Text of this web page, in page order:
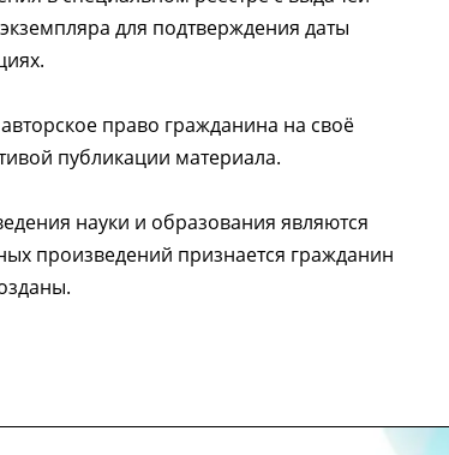
для подтверждения даты
право гражданина на своё
публикации материала.
науки и образования являются
произведений признается гражданин